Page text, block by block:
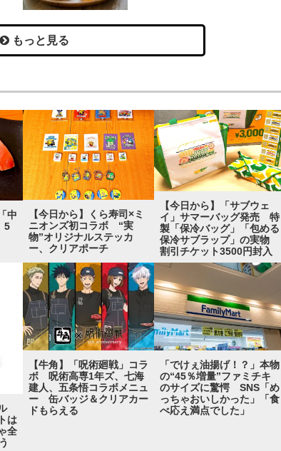
もっと見る
中
5
【今日から】くら寿司×ミ
ニオンズ初コラボ “実
物”オリジナルステッカ
ー、クリアポーチ
【今日から】「サブウェ
イ」サマーバッグ発売 特
製「保冷バッグ」「包める
保冷サブラップ」の実物
割引チケット3500円封入
は
全
【牛角】「呪術廻戦」コラ
ボ 呪術高専1年ズ、七海
建人、五条悟コラボメニュ
ー 缶バッジ＆クリアカー
ドもらえる
「でけぇ油揚げ！？」本物
の“45％増量”ファミチキ
のサイズに驚愕 SNS「め
っちゃおいしかった」「食
べ応え満点でした」